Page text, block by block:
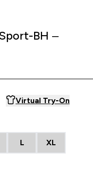
BH –
Virtual Try-On
L XL